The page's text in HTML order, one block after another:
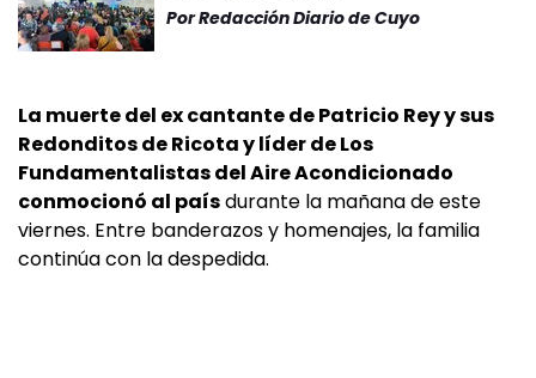
PorRedacción Diario de Cuyo
La muerte del ex cantante de Patricio Rey y sus
Redonditos de Ricota y líder de Los
Fundamentalistas del Aire Acondicionado
conmocionó al paísdurante la mañana de este
viernes. Entre banderazos y homenajes, la familia
continúa con la despedida.